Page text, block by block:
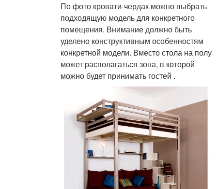
По фото кровати-чердак можно выбрать
подходящую модель для конкретного
помещения. Внимание должно быть
уделено конструктивным особенностям
конкретной модели. Вместо стола на полу
может располагаться зона, в которой
можно будет принимать гостей .